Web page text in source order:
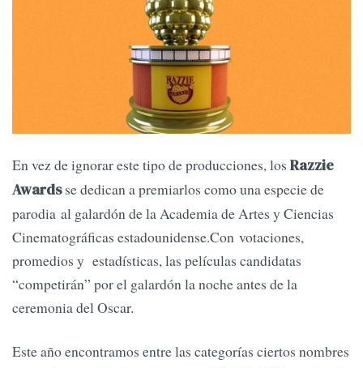
En vez de ignorar este tipo de producciones, los Razzie
Awardsse dedican a premiarlos como una especie de
parodia al galardón de la Academia de Artes y Ciencias
Cinematográficas estadounidense.Con votaciones,
promedios y estadísticas, las películas candidatas
“competirán” por el galardón la noche antes de la
ceremonia del Oscar.
Este año encontramos entre las categorías ciertos nombres